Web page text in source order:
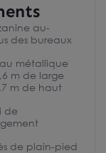
au-
des bureaux
métallique
m de large
m de haut
de
de plain-pied